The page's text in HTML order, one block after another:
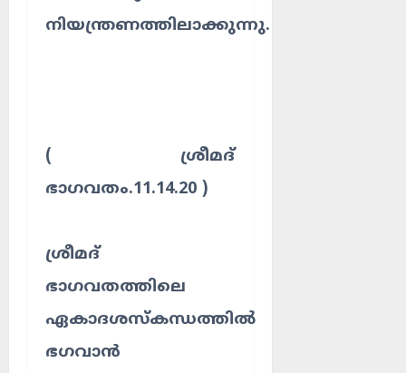
നിയന്ത്രണത്തിലാക്കുന്നു.
( ശ്രീമദ്
ഭാഗവതം.11.14.20 )
ശ്രീമദ്
ഭാഗവതത്തിലെ
ഏകാദശസ്കന്ധത്തിൽ
ഭഗവാൻ